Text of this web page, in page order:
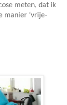
meten, dat ik
manier ‘vrije-